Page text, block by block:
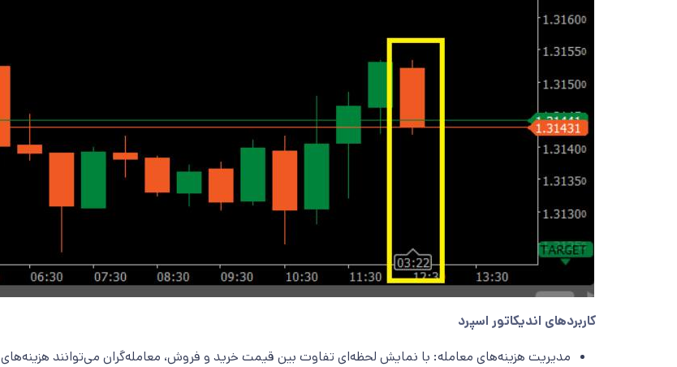
کاربردهای اندیکاتور اسپرد
مدیریت هزینه‌های معامله: با نمایش لحظه‌ای تفاوت بین قیمت خرید و فروش، معامله‌گران می‌توانند هزینه‌های